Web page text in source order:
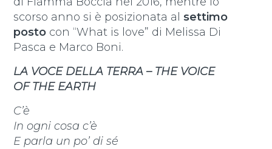
scorso anno si è posizionata al settimo
posto con “What is love” di Melissa Di
Pasca e Marco Boni.
LA VOCE DELLA TERRA – THE VOICE
OF THE EARTH
C’è
In ogni cosa c’è
E parla un po’ di sé